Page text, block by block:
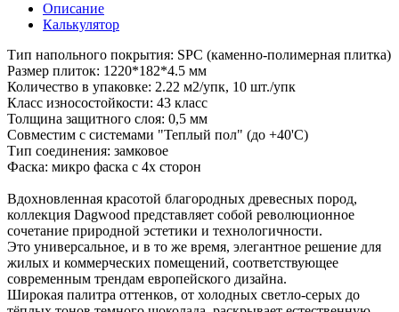
Описание
Калькулятор
Тип напольного покрытия: SPC (каменно-полимерная плитка)
Размер плиток: 1220*182*4.5 мм
Количество в упаковке: 2.22 м2/упк, 10 шт./упк
Класс износостойкости: 43 класс
Толщина защитного слоя: 0,5 мм
Совместим с системами "Теплый пол" (до +40'С)
Тип соединения: замковое
Фаска: микро фаска с 4х сторон
Вдохновленная красотой благородных древесных пород,
коллекция Dagwood представляет собой революционное
сочетание природной эстетики и технологичности.
Это универсальное, и в то же время, элегантное решение для
жилых и коммерческих помещений, соответствующее
современным трендам европейского дизайна.
Широкая палитра оттенков, от холодных светло-серых до